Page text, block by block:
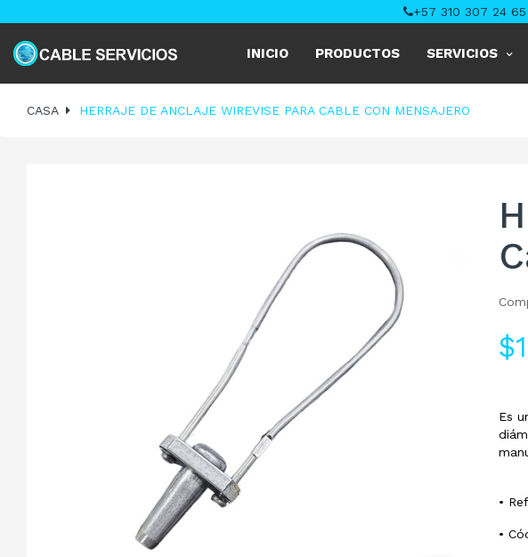
+57 310 307 24 65
INICIO PRODUCTOS SERVICIOS
CASA HERRAJE DE ANCLAJE WIREVISE PARA CABLE CON MENSAJERO
Es
•
•